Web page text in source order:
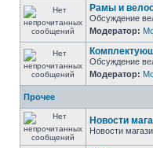
Рамы и
Обсуждение
Модератор:
Обсуждение
Модератор:
Прочее
Новости
Новости